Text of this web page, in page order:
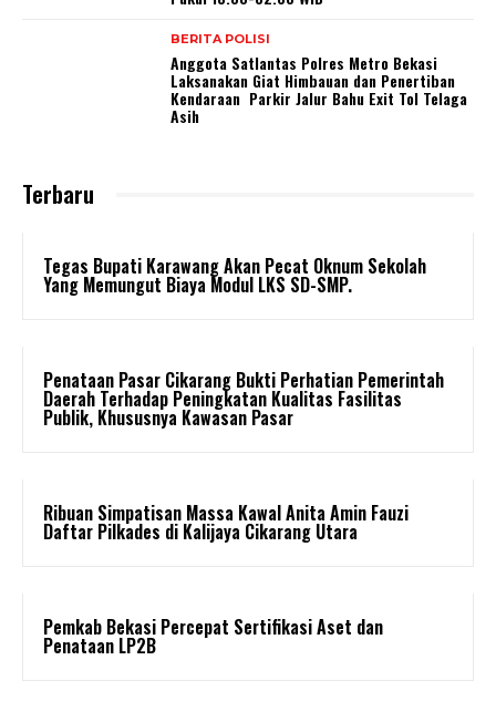
BERITA POLISI
Anggota Satlantas Polres Metro Bekasi
Laksanakan Giat Himbauan dan Penertiban
Kendaraan Parkir Jalur Bahu Exit Tol Telaga
Asih
Terbaru
Tegas Bupati Karawang Akan Pecat Oknum Sekolah
Yang Memungut Biaya Modul LKS SD-SMP.
Penataan Pasar Cikarang Bukti Perhatian Pemerintah
Daerah Terhadap Peningkatan Kualitas Fasilitas
Publik, Khususnya Kawasan Pasar
Ribuan Simpatisan Massa Kawal Anita Amin Fauzi
Daftar Pilkades di Kalijaya Cikarang Utara
Pemkab Bekasi Percepat Sertifikasi Aset dan
Penataan LP2B